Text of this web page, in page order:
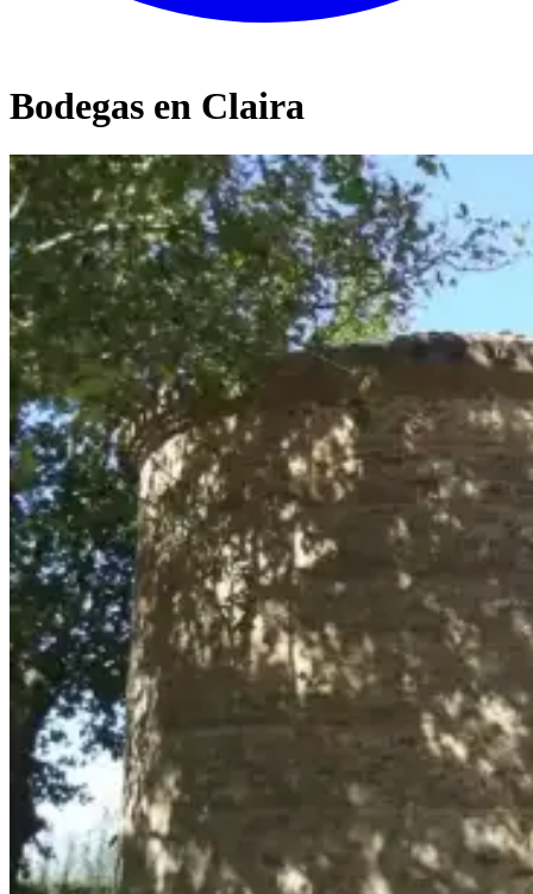
Bodegas en Claira